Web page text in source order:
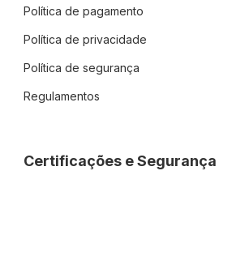
Política de pagamento
Política de privacidade
Política de segurança
Regulamentos
Certificações e Segurança